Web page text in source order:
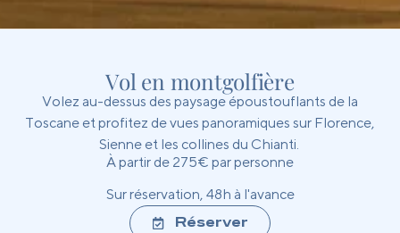
Vol en montgolfière
Volez au-dessus des paysage époustouflants de la
Toscane et profitez de vues panoramiques sur Florence,
Sienne et les collines du Chianti.
À partir de 275€ par personne
Sur réservation, 48h à l'avance
Réserver